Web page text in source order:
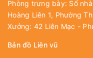
Phòng trưng bày: Số
Hoàng Liên 1, Phường
Xưởng: 42 Liên Mạc -
Bản đồ Liên vũ